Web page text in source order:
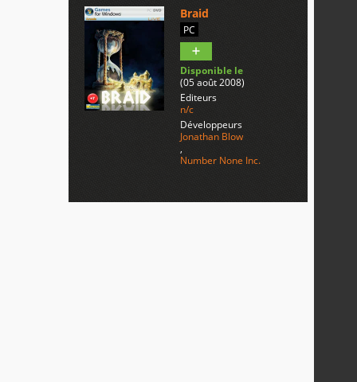
Braid
PC
Disponible le
(05 août 2008)
Editeurs
n/c
Développeurs
Jonathan Blow
,
Number None Inc.